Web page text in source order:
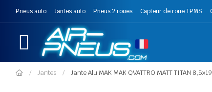
Pneus auto Jantes auto Pneus 2 roues Capteur de roue TPMS
Jantes Jante Alu MAK MAK QVATTRO MATT TITAN